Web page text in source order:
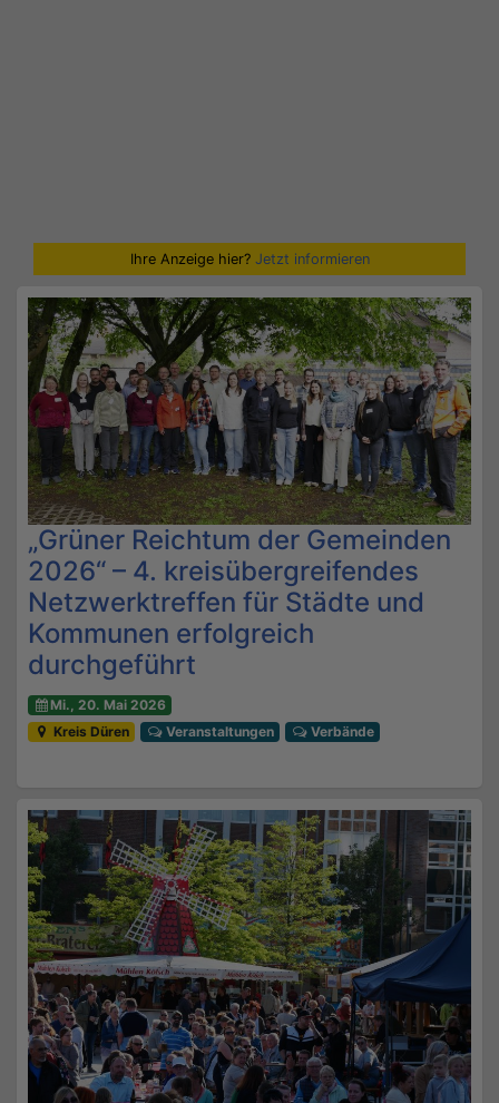
Ihre Anzeige hier? Jetzt informieren
„Grüner Reichtum der Gemeinden
2026“ – 4. kreisübergreifendes
Netzwerktreffen für Städte und
Kommunen erfolgreich
durchgeführt
Mi., 20. Mai 2026
Kreis Düren
Veranstaltungen Verbände